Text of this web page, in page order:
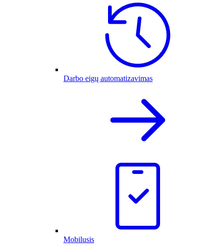
Darbo eigų automatizavimas
Mobilusis